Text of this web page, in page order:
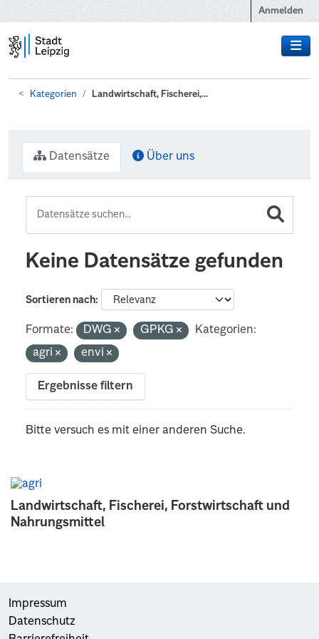
Anmelden
Kategorien Landwirtschaft, Fischerei,...
Landwirtschaft, Fischerei, Forstwirtschaft und
Nahrungsmittel
Datensätze Über uns
Keine Datensätze gefunden
Sortieren nach
Formate: DWG GPKG
Kategorien:
agri
envi
Ergebnisse filtern
Bitte versuch es mit einer anderen Suche.
Impressum
Datenschutz